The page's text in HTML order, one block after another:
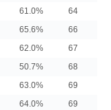
61.0%
64
65.6%
66
62.0%
67
50.7%
68
63.0%
69
64.0%
69